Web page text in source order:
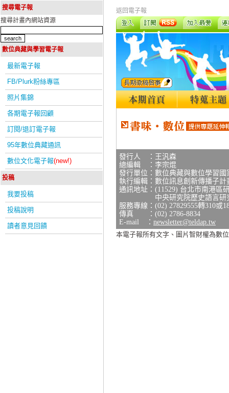
搜尋電子報
搜尋計畫內網站資源
數位典藏與學習電子報
最新電子報
FB/Plurk粉絲專區
照片集錦
各期電子報回顧
訂閱/退訂電子報
95年數位典藏通訊
數位文化電子報(new!)
投稿
我要投稿
投稿說明
讀者意見回饋
返回電子報
發行人 ：王汎森
總編輯 ：李宗焜
發行單位：數位典藏與數位學習
執行編輯：數位訊息創新傳播子計
通訊地址：(11529) 台北市南港區
中央研究院歷史語言研究
服務專線：(02) 27829555轉310或
傳真 ：(02) 2786-8834
E-mail ： newsletter@teldap.tw
本電子報所有文字、圖片智財權為數